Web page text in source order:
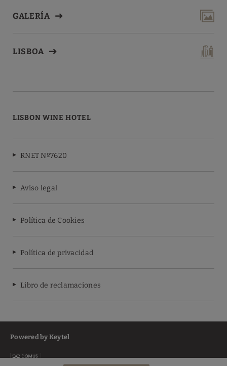
GALERÍA
LISBOA
LISBON WINE HOTEL
RNET Nº7620
Aviso legal
Política de Cookies
Política de privacidad
Libro de reclamaciones
Powered by Keytel